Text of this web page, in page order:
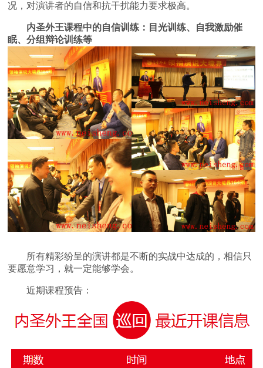
况，对演讲者的自信和抗干扰能力要求极高。
内圣外王课程中的自信训练：目光训练、自我激励催
眠、分组辩论训练等
所有精彩纷呈的演讲都是不断的实战中达成的，相信只
要愿意学习，就一定能够学会。
近期课程预告：